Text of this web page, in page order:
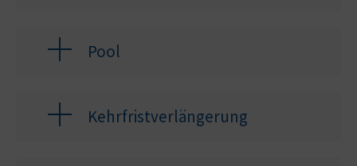
Pool
Kehrfristverlängerung